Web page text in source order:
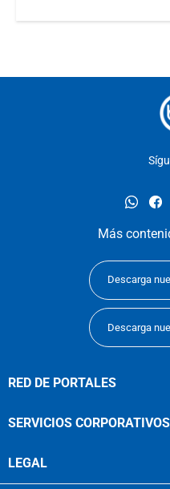
Más
Descarga
Descarga
RED DE PORTALES
SERVICIOS CORPORATIVOS
LEGAL